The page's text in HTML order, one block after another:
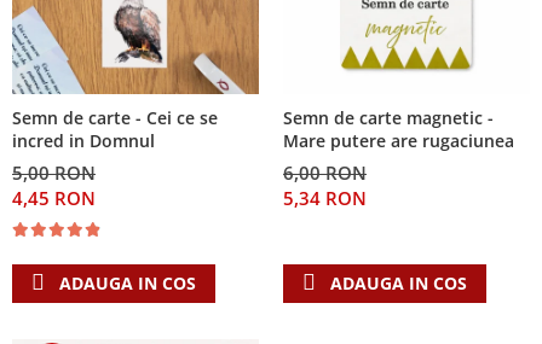
Semn de carte - Cei ce se
incred in Domnul
5,00 RON
4,45 RON
ADAUGA IN COS
Semn de carte magnetic -
Mare putere are rugaciunea
6,00 RON
5,34 RON
ADAUGA IN COS